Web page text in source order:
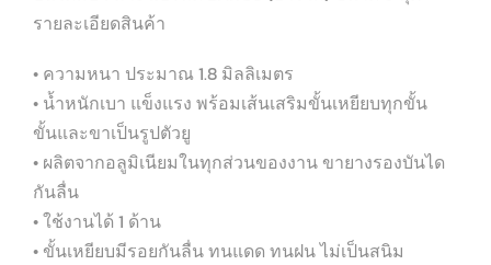
รายละเอียดสินค้า
• ความหนา ประมาณ 1.8 มิลลิเมตร
• น้ำหนักเบา แข็งแรง พร้อมเส้นเสริมขั้นเหยียบทุกขั้น
ขั้นและขาเป็นรูปตัวยู
• ผลิตจากอลูมิเนียมในทุกส่วนของงาน ขายางรองบันได
กันลื่น
• ใช้งานได้ 1 ด้าน
• ขั้นเหยียบมีรอยกันลื่น ทนแดด ทนฝน ไม่เป็นสนิม